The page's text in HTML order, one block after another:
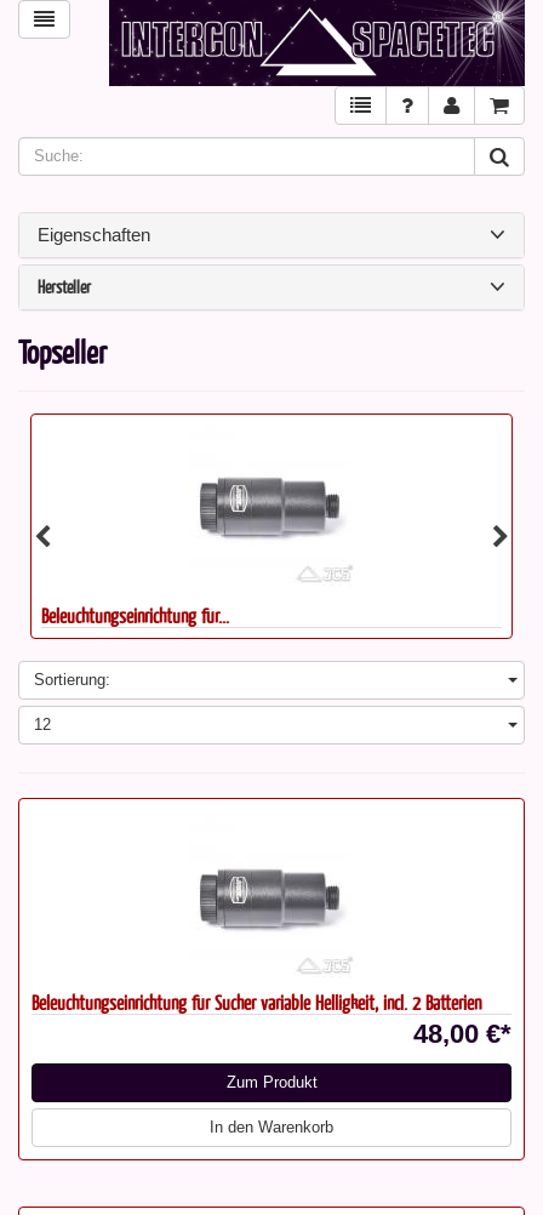
Eigenschaften
Hersteller
Topseller
Beleuchtungseinrichtung für...
Sortierung:
12
Beleuchtungseinrichtung für Sucher variable Helligkeit, incl. 2 Batterien
48,00 €*
Zum Produkt
In den Warenkorb